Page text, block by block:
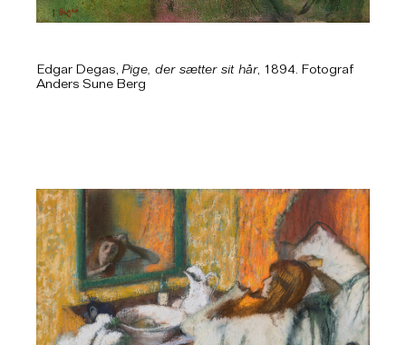
Edgar Degas, Pige, der sætter sit hår, 1894. Fotograf
Anders Sune Berg